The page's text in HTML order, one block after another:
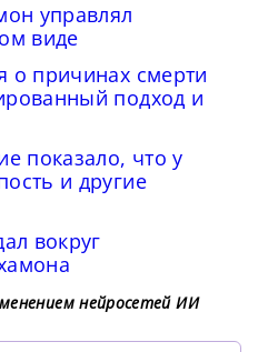
управлял
виде
о причинах смерти
подход и
показало, что у
и другие
вокруг
нейросетей ИИ